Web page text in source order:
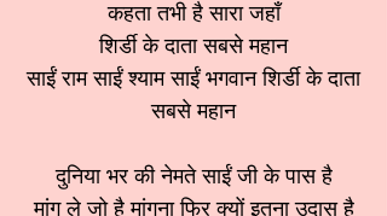
कहता तभी है सारा जहाँ
शिर्डी के दाता सबसे महान
साईं राम साईं श्याम साईं भगवान शिर्डी के दाता
सबसे महान
दुनिया भर की नेमते साईं जी के पास है
मांग ले जो है मांगना फिर क्यों इतना उदास है